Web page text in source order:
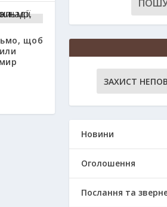
щоб
ЗАХИСТ
Новини
Оголошення
Послання та